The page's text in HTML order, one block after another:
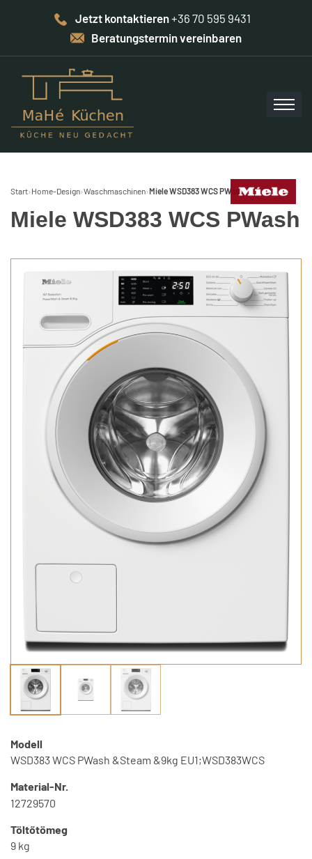
Jetzt kontaktieren+36 70 595 9431
Beratungstermin vereinbaren
Start› Home-Design›Waschmaschinen›Miele WSD383 WCS PWash
Miele WSD383 WCS PWash
Modell
WSD383 WCS PWash &Steam &9kg EU1;WSD383WCS
Material-Nr.
12729570
Töltőtömeg
9 kg